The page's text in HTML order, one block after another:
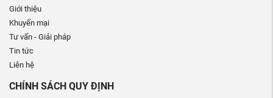
Giới thiệu
Khuyến mại
Tư vấn - Giải pháp
Tin tức
Liên hệ
CHÍNH SÁCH QUY ĐỊNH